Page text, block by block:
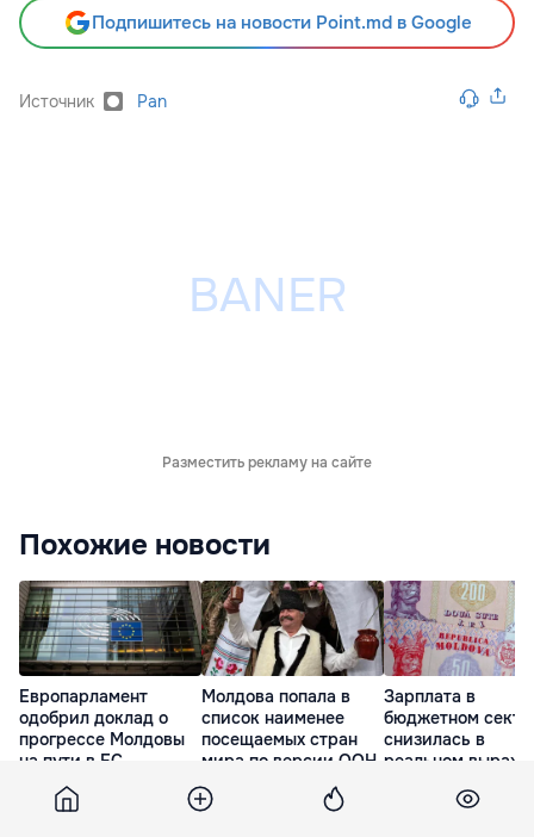
Подпишитесь на новости Point.md в Google
Источник Pan
Разместить рекламу на сайте
Похожие новости
Европарламент
одобрил доклад о
прогрессе Молдовы
на пути в ЕС
8 Июл. 20:00
Молдова попала в
список наименее
посещаемых стран
мира по версии ООН
15 Июл. 16:52
Зарплата в
бюджетном
снизилась в
реальном
16 Июл. 08:02